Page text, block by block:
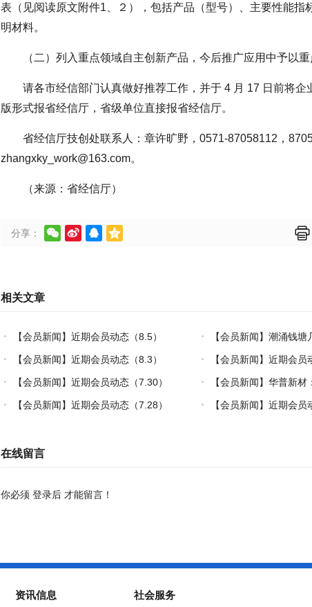
表（见阅读原文附件1、２），包括产品（型号）、主要性能指
明材料。
（二）列入重点领域自主创新产品，今后推广应用中予以重
请各市经信部门认真做好推荐工作，并于 4 月 17 日前将企
版形式报省经信厅，省级单位直接报省经信厅。
省经信厅技创处联系人：章许旷野，0571-87058112，
zhangxky_work@163.com。
（来源：省经信厅）
分享：     
相关文章
【会员新闻】近期会员动态（8.5）
【会员新闻】潮涌钱
炼热塑复材中国力量
【会员新闻】近期会员动态（8.3） 【会员新闻】近期会员
【会员新闻】近期会员动态（7.30）
【会员新闻】华普新材
制造”的双轮驱动之路
【会员新闻】近期会员动态（7.28） 【会员新闻】近期会员
在线留言
你必须 登录后 才能留言！
资讯信息 社会服务